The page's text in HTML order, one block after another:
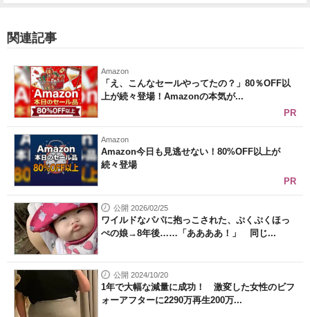
関連記事
Amazon
「え、こんなセールやってたの？」80％OFF以
上が続々登場！Amazonの本気が...
PR
Amazon
Amazon今日も見逃せない！80%OFF以上が
続々登場
PR
公開 2026/02/25
ワイルドなパパに抱っこされた、ぷくぷくほっ
ぺの娘→8年後……「ああああ！」 同じ...
公開 2024/10/20
1年で大幅な減量に成功！ 激変した女性のビフ
ォーアフターに2290万再生200万...